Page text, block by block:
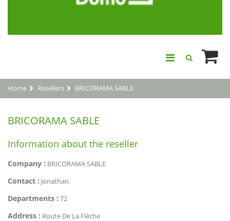
Home Resellers BRICORAMA SABLE
BRICORAMA SABLE
Information about the reseller
Company : BRICORAMA SABLE
Contact : Jonathan
Departments : 72
Address : Route De La Flèche